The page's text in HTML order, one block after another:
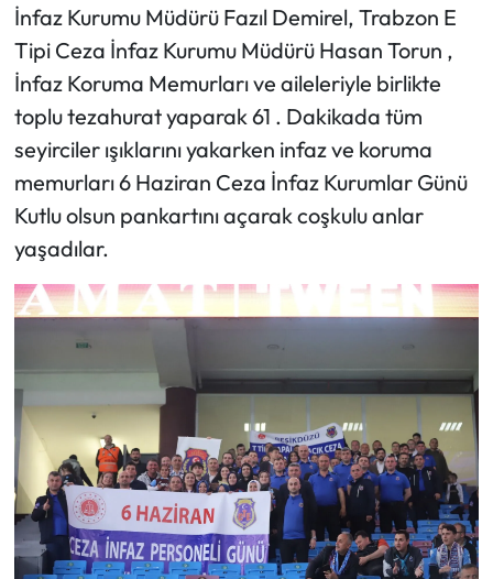
İnfaz Kurumu Müdürü Fazıl Demirel, Trabzon E
Tipi Ceza İnfaz Kurumu Müdürü Hasan Torun ,
İnfaz Koruma Memurları ve aileleriyle birlikte
toplu tezahurat yaparak 61 . Dakikada tüm
seyirciler ışıklarını yakarken infaz ve koruma
memurları 6 Haziran Ceza İnfaz Kurumlar Günü
Kutlu olsun pankartını açarak coşkulu anlar
yaşadılar.
Turizm
Teknoloji